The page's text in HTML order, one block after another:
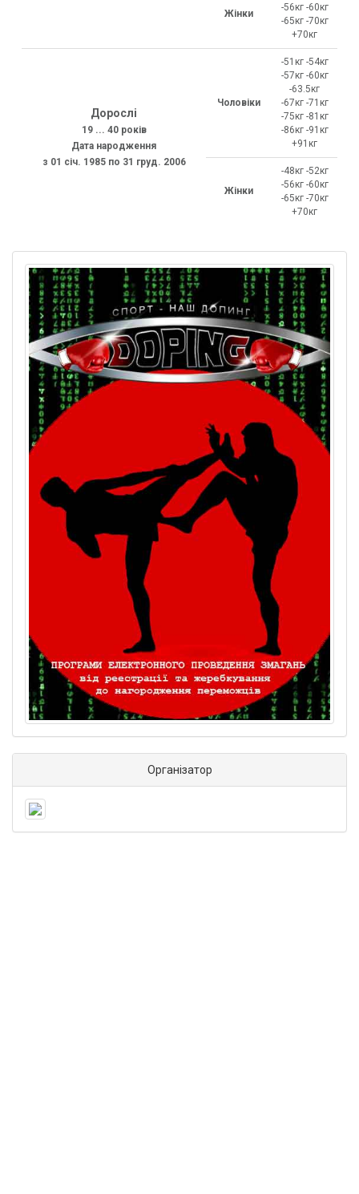
Жінки
-56кг -60кг
-65кг -70кг
+70кг
Дорослі
19 ... 40 років
Дата народження
з 01 січ. 1985 по 31 груд. 2006
Чоловіки
-51кг -54кг
-57кг -60кг
-63.5кг
-67кг -71кг
-75кг -81кг
-86кг -91кг
+91кг
Жінки
-48кг -52кг
-56кг -60кг
-65кг -70кг
+70кг
Організатор